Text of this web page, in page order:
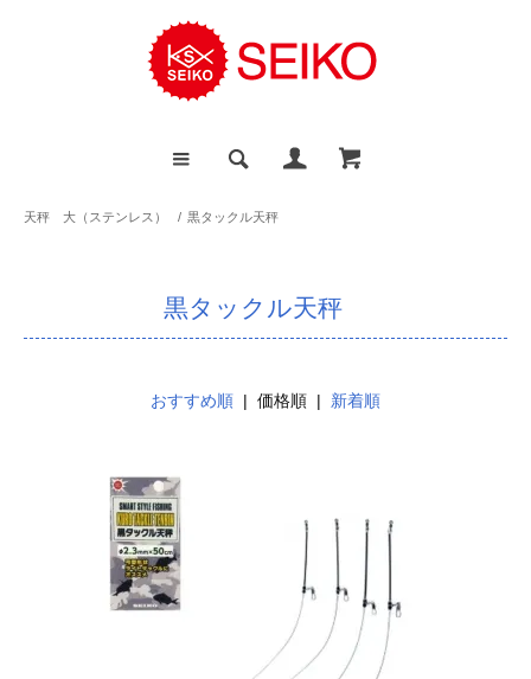
天秤 大（ステンレス） / 黒タックル天秤
黒タックル天秤
おすすめ順 | 価格順 | 新着順